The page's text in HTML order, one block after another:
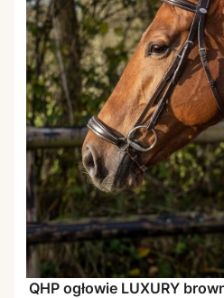
QHP ogłowie LUXURY